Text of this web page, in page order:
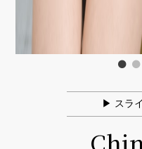
▶ スラ